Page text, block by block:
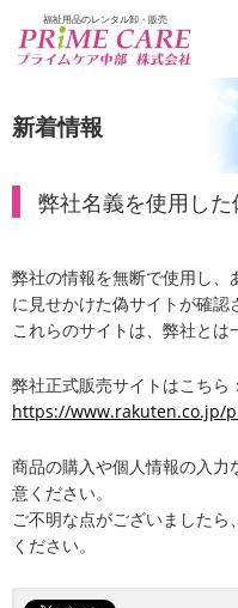
福祉用品のレンタル卸・販売
新着情報
弊社名義を使用し
弊社の情報を無断で使用し、
に見せかけた偽サイトが確認
これらのサイトは、弊社とは
弊社正式販売サイトはこちら：
https://www.rakuten.co.jp/
商品の購入や個人情報の入力
意ください。
ご不明な点がございました
ください。